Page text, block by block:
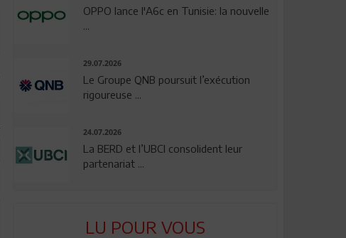
OPPO lance l'A6c en Tunisie: la nouvelle
...
29.07.2026
Le Groupe QNB poursuit l’exécution
rigoureuse ...
24.07.2026
La BERD et l’UBCI consolident leur
partenariat ...
LU POUR VOUS